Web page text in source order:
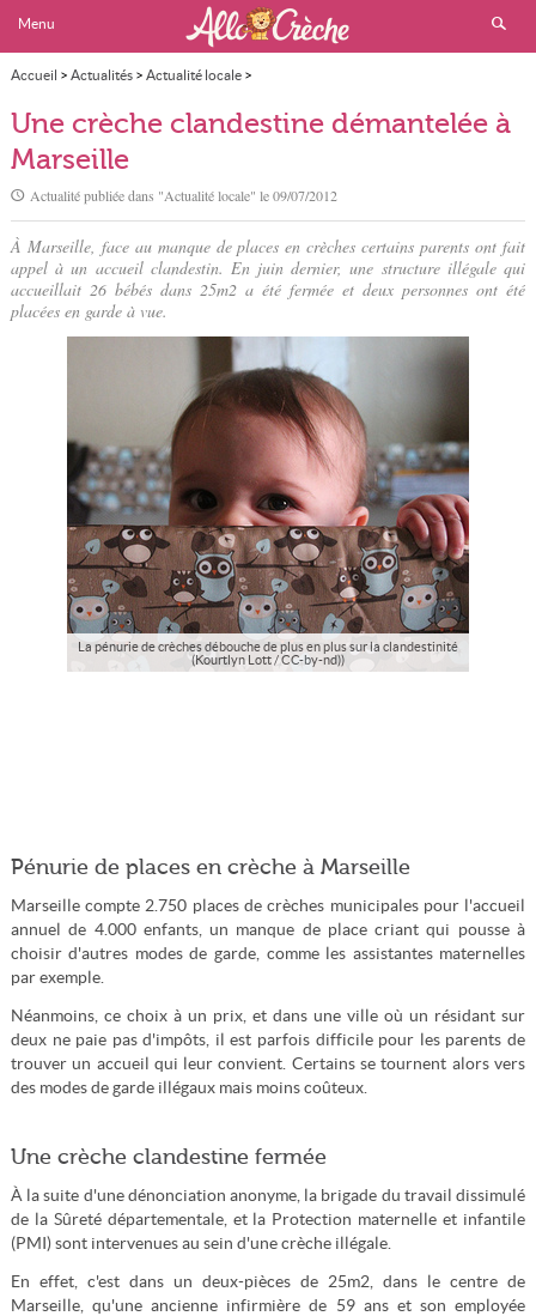
Menu
Accueil > Actualités> Actualité locale>
Une crèche clandestine démantelée à Marseille
Une crèche clandestine démantelée à
Marseille
Actualité publiée dans "Actualité locale" le09/07/2012
À Marseille, face au manque de places en crèches certains parents ont fait
appel à un accueil clandestin. En juin dernier, une structure illégale qui
accueillait 26 bébés dans 25m2 a été fermée et deux personnes ont été
placées en garde à vue.
La pénurie de crèches débouche de plus en plus sur la clandestinité
(Kourtlyn Lott / CC-by-nd))
Pénurie de places en crèche à Marseille
Marseille compte 2.750 places de crèches municipales pour l'accueil
annuel de 4.000 enfants, un manque de place criant qui pousse à
choisir d'autres modes de garde, comme les assistantes maternelles
par exemple.
Néanmoins, ce choix à un prix, et dans une ville où un résidant sur
deux ne paie pas d'impôts, il est parfois difficile pour les parents de
trouver un accueil qui leur convient. Certains se tournent alors vers
des modes de garde illégaux mais moins coûteux.
Une crèche clandestine fermée
À la suite d'une dénonciation anonyme, la brigade du travail dissimulé
de la Sûreté départementale, et la Protection maternelle et infantile
(PMI) sont intervenues au sein d'une crèche illégale.
En effet, c'est dans un deux-pièces de 25m2, dans le centre de
Marseille, qu'une ancienne infirmière de 59 ans et son employée